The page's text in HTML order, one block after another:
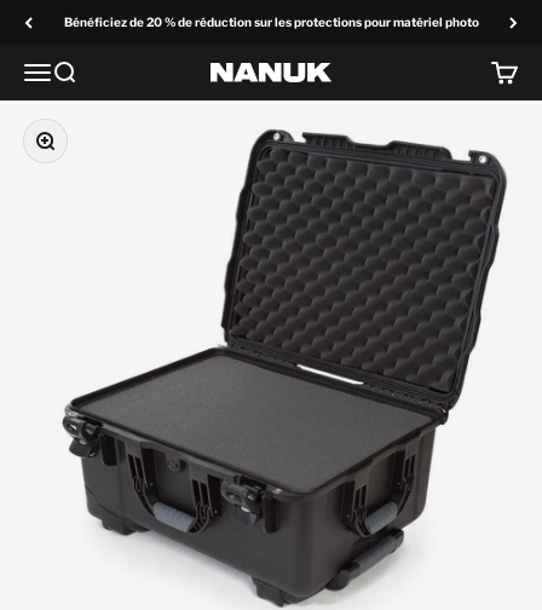
Bénéficiez de 20 % de réduction sur les protections pour matériel photo
MenuRecherchez NANUK Europe Panier
Zoom